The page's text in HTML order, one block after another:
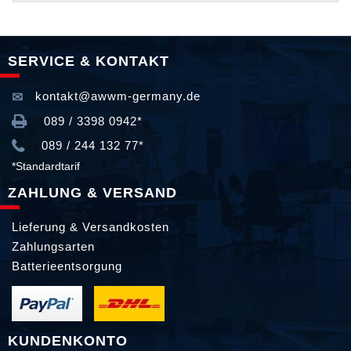
SERVICE & KONTAKT
kontakt@awwm-germany.de
089 / 3398 0942*
089 / 244 132 77*
*Standardtarif
ZAHLUNG & VERSAND
Lieferung & Versandkosten
Zahlungsarten
Batterieentsorgung
KUNDENKONTO